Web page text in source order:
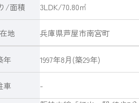
/面積 3LDK/70.80㎡
地 兵庫県芦屋市南宮町
年 1997年8月(築29年)
車 -